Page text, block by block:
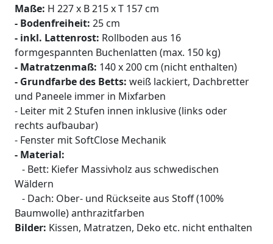
Maße: H 227 x B 215 x T 157 cm
- Bodenfreiheit: 25 cm
- inkl. Lattenrost: Rollboden aus 16
formgespannten Buchenlatten (max. 150 kg)
- Matratzenmaß: 140 x 200 cm (nicht enthalten)
- Grundfarbe des Betts: weiß lackiert, Dachbretter
und Paneele immer in Mixfarben
- Leiter mit 2 Stufen innen inklusive (links oder
rechts aufbaubar)
- Fenster mit SoftClose Mechanik
- Material:
- Bett: Kiefer Massivholz aus schwedischen
Wäldern
- Dach: Ober- und Rückseite aus Stoff (100%
Baumwolle) anthrazitfarben
Bilder: Kissen, Matratzen, Deko etc. nicht enthalten